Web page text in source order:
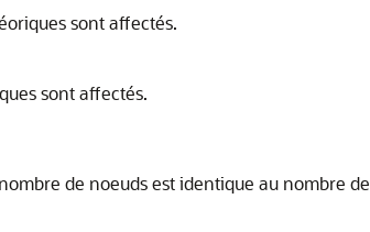
sont affectés.
sont affectés.
de noeuds est identique au nombre de